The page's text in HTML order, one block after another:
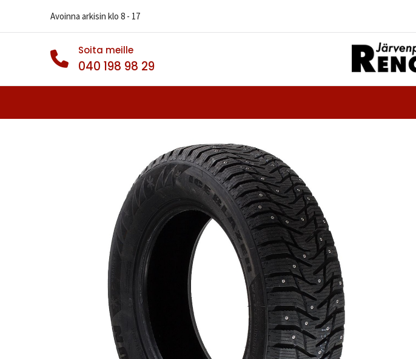
Avoinna arkisin klo 8 - 17
Soita meille
040 198 98 29